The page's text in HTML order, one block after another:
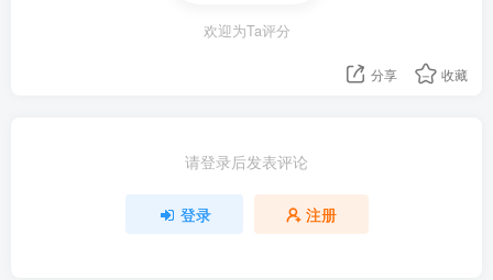
欢迎为Ta评分
分享 收藏
请登录后发表评论
登录 注册